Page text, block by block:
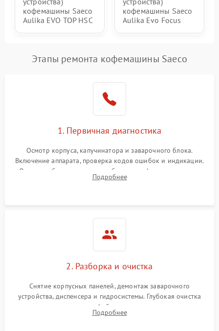
кофемашины Saeco
Aulika EVO TOP HSC
кофемашины Saeco
Aulika Evo Focus
Этапы ремонта кофемашины Saeco
1. Первичная диагностика
Осмотр корпуса, капучинатора и заварочного блока.
Включение аппарата, проверка кодов ошибок и индикации.
Оценка работы помпы, термоблока и кофемолки на слух.
Измерение температуры и давления воды для выявления
Подробнее
2. Разборка и очистка
Снятие корпусных панелей, демонтаж заварочного
устройства, диспенсера и гидросистемы. Глубокая очистка
внутренних узлов от кофейных масел, жмыха и накипи.
Промывка дренажных каналов и фильтров с использованием
Подробнее